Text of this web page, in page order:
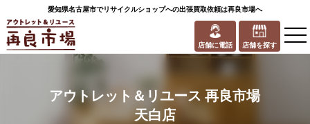
愛知県名古屋市でリサイクルショップへの出張買取依頼は再良市場へ
店舗に電話 店舗を探す
アウトレット＆リユース 再良市場
天白店